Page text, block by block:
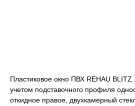
Пластиковое окно ПВХ REHAU
учетом подставочного профиля
откидное правое, двухкамерный